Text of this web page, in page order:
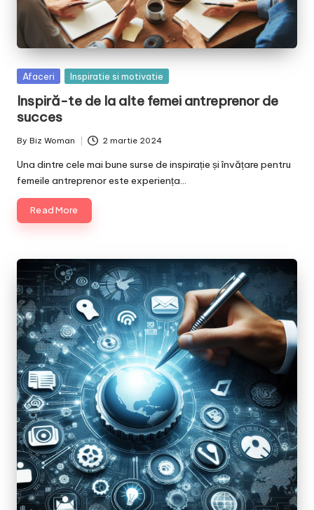
Posted
Afaceri Inspiratie si motivatie
Inspiră-te de la alte femei antreprenor de
succes
Posted
by
By Biz Woman 2 martie 2024
Una dintre cele mai bune surse de inspirație și învățare pentru
femeile antreprenor este experiența…
Read More